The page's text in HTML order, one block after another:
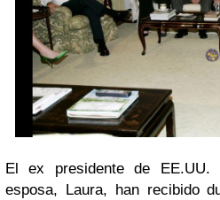
El ex presidente de
esposa, Laura, han recibido